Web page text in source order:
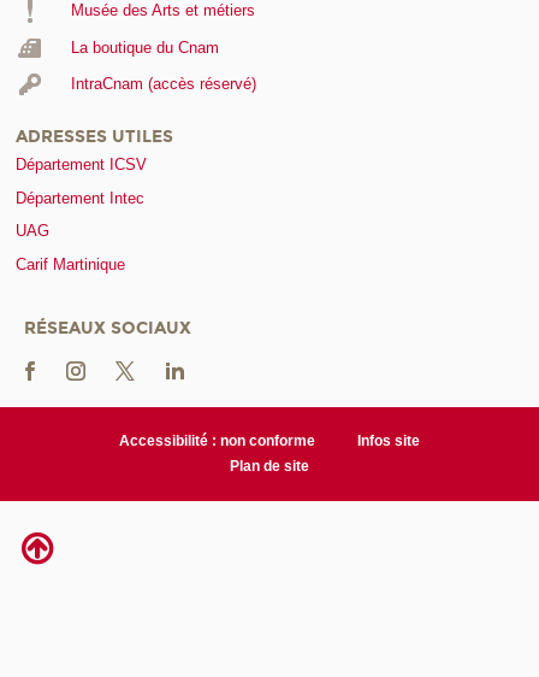
Musée des Arts et métiers
La boutique du Cnam
IntraCnam (accès réservé)
ADRESSES UTILES
Département ICSV
Département Intec
UAG
Carif Martinique
RÉSEAUX SOCIAUX
Accessibilité : non conforme
Infos site
Plan de site